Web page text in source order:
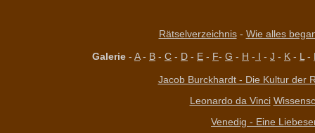
Rätselverzeichnis- Wie alles
Galerie - A- B - C - D - E - F- G - H - I - J - K - L -
Jacob Burckhardt - Die Kultur der
Leonardo da Vinci
Venedig - Eine